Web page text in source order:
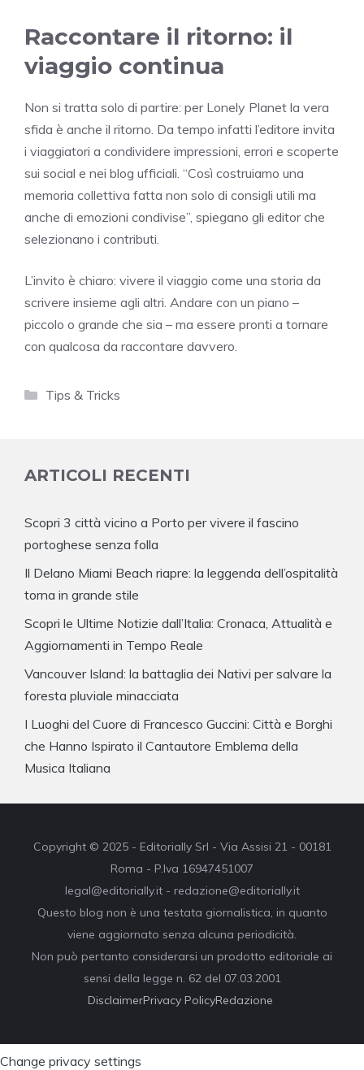
Raccontare il ritorno: il
viaggio continua
Non si tratta solo di partire: per Lonely Planet la vera
sfida è anche il ritorno. Da tempo infatti l’editore invita
i viaggiatori a condividere impressioni, errori e scoperte
sui social e nei blog ufficiali. “Così costruiamo una
memoria collettiva fatta non solo di consigli utili ma
anche di emozioni condivise”, spiegano gli editor che
selezionano i contributi.
L’invito è chiaro: vivere il viaggio come una storia da
scrivere insieme agli altri. Andare con un piano –
piccolo o grande che sia – ma essere pronti a tornare
con qualcosa da raccontare davvero.
Categorie
Tips & Tricks
ARTICOLI RECENTI
Scopri 3 città vicino a Porto per vivere il fascino
portoghese senza folla
Il Delano Miami Beach riapre: la leggenda dell’ospitalità
torna in grande stile
Scopri le Ultime Notizie dall’Italia: Cronaca, Attualità e
Aggiornamenti in Tempo Reale
Vancouver Island: la battaglia dei Nativi per salvare la
foresta pluviale minacciata
I Luoghi del Cuore di Francesco Guccini: Città e Borghi
che Hanno Ispirato il Cantautore Emblema della
Musica Italiana
Copyright © 2025 - Editorially Srl - Via Assisi 21 - 00181
Roma - P.Iva 16947451007
legal@editorially.it - redazione@editorially.it
Questo blog non è una testata giornalistica, in quanto
viene aggiornato senza alcuna periodicità.
Non può pertanto considerarsi un prodotto editoriale ai
sensi della legge n. 62 del 07.03.2001
DisclaimerPrivacy PolicyRedazione
Change privacy settings